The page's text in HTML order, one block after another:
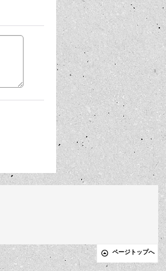
ページトップへ